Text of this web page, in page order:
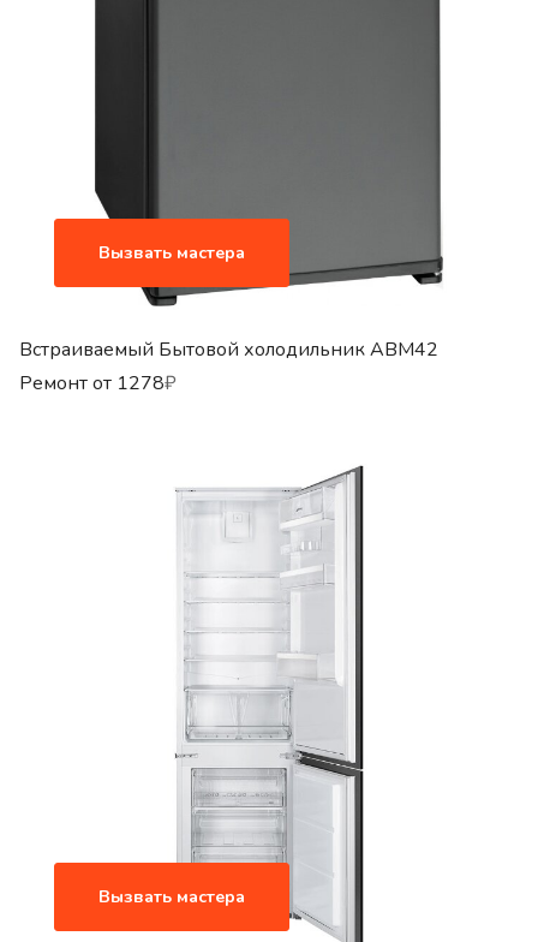
Вызвать мастера
Встраиваемый Бытовой холодильник ABM42
Ремонт от 1278₽
Вызвать мастера